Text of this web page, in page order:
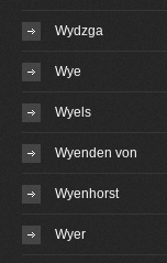
Wydzga
Wye
Wyels
Wyenden von
Wyenhorst
Wyer